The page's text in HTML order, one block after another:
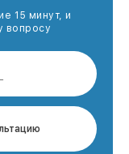
15 минут, и
вопросу